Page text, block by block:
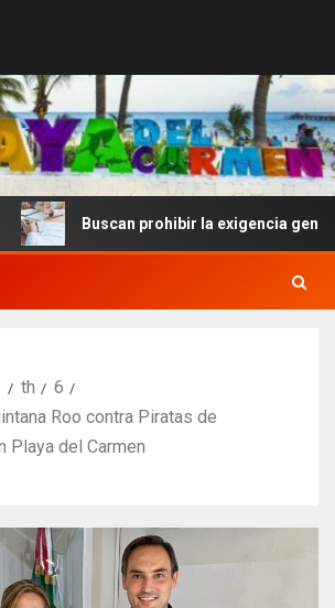
Buscan prohibir la exigencia generalizada
th
6
Roo contra Piratas de
Playa del Carmen